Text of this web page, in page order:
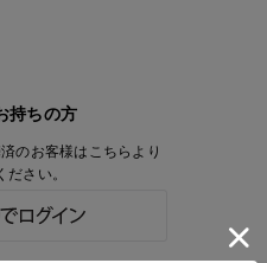
持ちの方
のお客様はこちらより
さい。